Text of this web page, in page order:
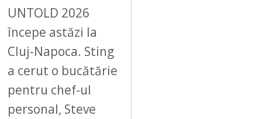
UNTOLD 2026
începe astăzi la
Cluj-Napoca. Sting
a cerut o bucătărie
pentru chef-ul
personal, Steve